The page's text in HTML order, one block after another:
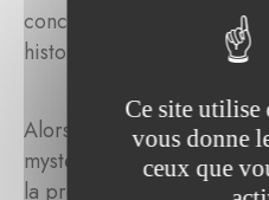
concerne a été étudiée
historienne de l’art
Alors que jusque-là, on
mystérieux atelier
la production post-
Ce site utilise
vous donne
ceux que